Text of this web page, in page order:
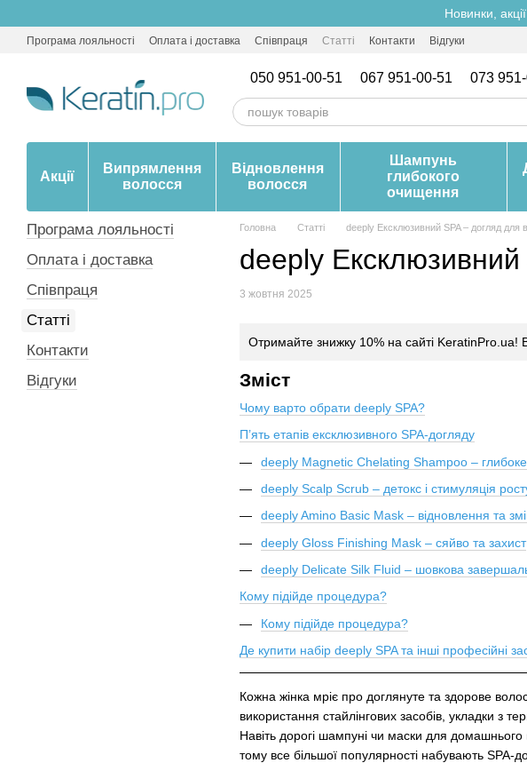
Новинки,
Програма лояльності Оплата і доставка Співпраця Статті Контакти Відгуки
050 951-00-51 067 951-00-51 073
Акції
Випрямлення
волосся
Відновлення
волосся
Шампунь
глибокого
очищення
Головна Статті deeply Ексклюзивний SPA – догляд для
deeply Ексклюзивний
3 жовтня 2025
Отримайте знижку 10% на сайті KeratinPro.ua!
Зміст
Чому варто обрати deeply SPA?
П’ять етапів ексклюзивного SPA-догляду
deeply Magnetic Chelating Shampoo –
deeply Scalp Scrub – детокс і стимуляція
deeply Amino Basic Mask – відновлення та
deeply Gloss Finishing Mask – сяйво та захист
deeply Delicate Silk Fluid – шовкова
Кому підійде процедура?
Кому підійде процедура?
Де купити набір deeply SPA та інші професійні
Кожна жінка мріє про доглянуте та здорове
використання стайлінгових засобів, укладки
Навіть дорогі шампуні чи маски для
тому все більшої популярності набувають SPA-
Програма лояльності
Оплата і доставка
Співпраця
Статті
Контакти
Відгуки